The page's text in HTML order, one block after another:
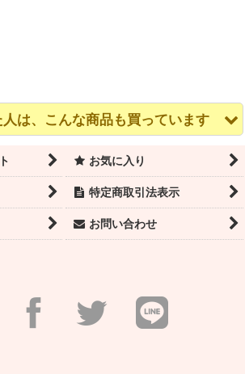
は、こんな商品も買っています
ード【数量限定】
12,100
タード【数量限定】
11,550
お気に入り
特定商取引法表示
お問い合わせ